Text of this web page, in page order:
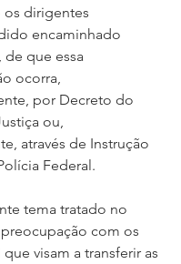
os dirigentes
encaminhado
que essa
ocorra,
por Decreto do
ou,
através de Instrução
Federal.
tema tratado no
com os
visam a transferir as